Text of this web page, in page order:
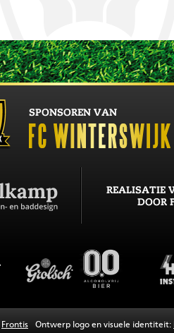
Frontis Ontwerp logo en visuele identiteit: